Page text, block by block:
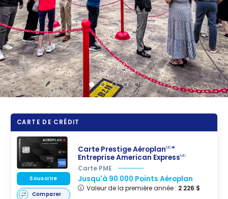
CARTE DE CRÉDIT
Carte Prestige AéroplanMD*
Entreprise American ExpressMD
Carte PME
Jusqu'à 90 000 Points Aéroplan
Valeur de la première année : 2 226 $
Souscrire
Comparer